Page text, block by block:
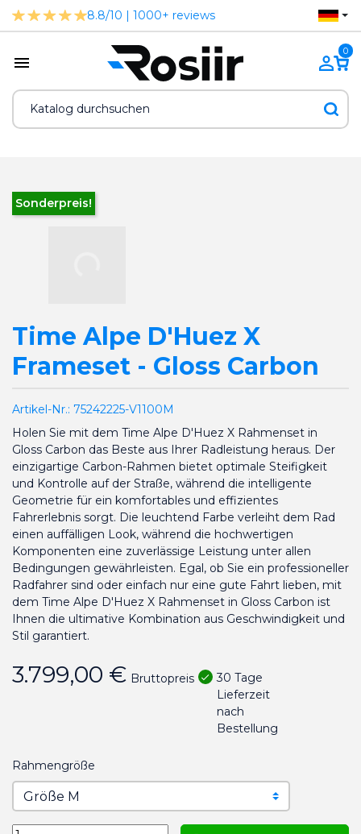
8.8/10 | 1000+ reviews
0
Sonderpreis!
Time Alpe D'Huez X
Frameset - Gloss Carbon
Artikel-Nr.: 75242225-V1100M
Holen Sie mit dem Time Alpe D'Huez X Rahmenset in
Gloss Carbon das Beste aus Ihrer Radleistung heraus. Der
einzigartige Carbon-Rahmen bietet optimale Steifigkeit
und Kontrolle auf der Straße, während die intelligente
Geometrie für ein komfortables und effizientes
Fahrerlebnis sorgt. Die leuchtend Farbe verleiht dem Rad
einen auffälligen Look, während die hochwertigen
Komponenten eine zuverlässige Leistung unter allen
Bedingungen gewährleisten. Egal, ob Sie ein professioneller
Radfahrer sind oder einfach nur eine gute Fahrt lieben, mit
dem Time Alpe D'Huez X Rahmenset in Gloss Carbon ist
Ihnen die ultimative Kombination aus Geschwindigkeit und
Stil garantiert.
3.799,00 € Bruttopreis
30 Tage
Lieferzeit
nach
Bestellung
Rahmengröße